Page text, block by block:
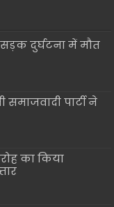
दुर्घटना में मौत
पार्टी ने
का किया